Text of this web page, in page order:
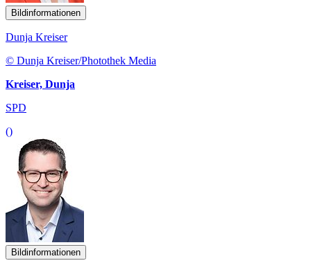
Bildinformationen
Dunja Kreiser
© Dunja Kreiser/Photothek Media
Kreiser, Dunja
SPD
()
Bildinformationen